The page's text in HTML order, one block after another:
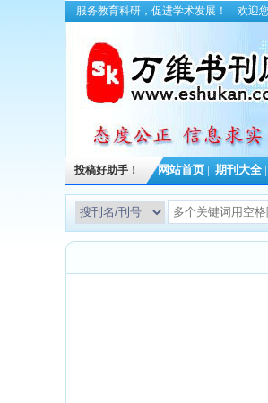
服务教育科研，促进学术发展！ 欢迎
投稿好助手！ 网站首页 期刊大全